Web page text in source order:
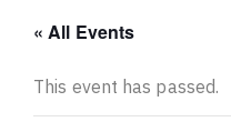
« All Events
This event has passed.